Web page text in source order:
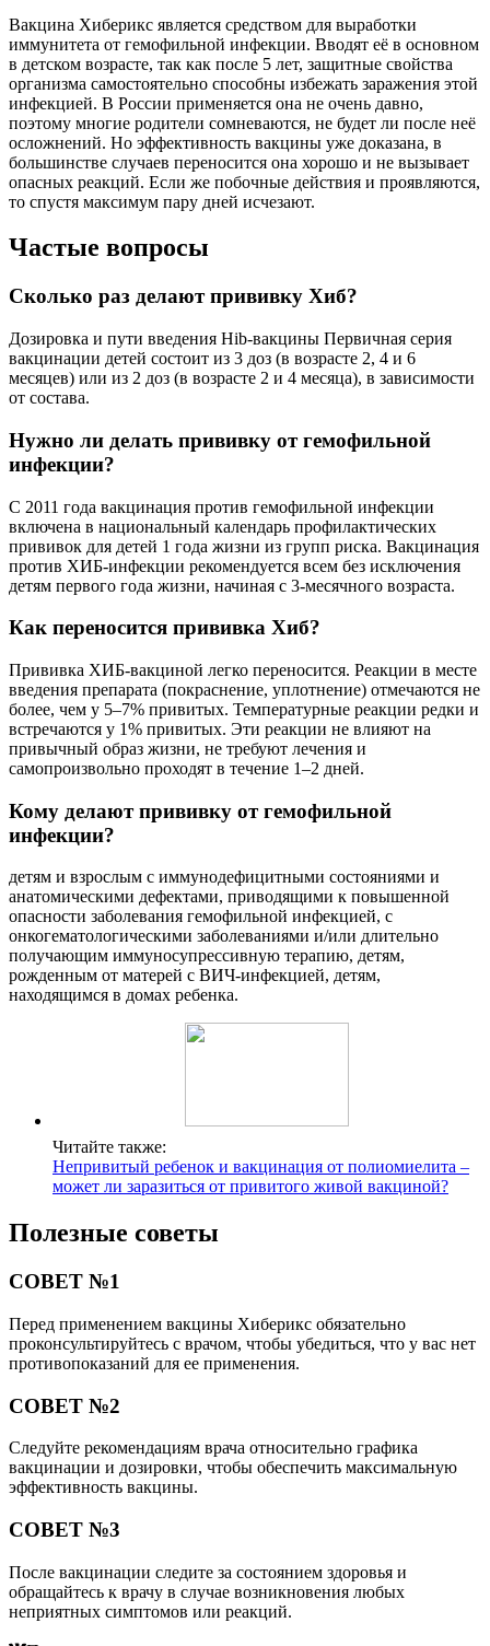
Вакцина Хиберикс является средством для выработки
иммунитета от гемофильной инфекции. Вводят её в основном
в детском возрасте, так как после 5 лет, защитные свойства
организма самостоятельно способны избежать заражения этой
инфекцией. В России применяется она не очень давно,
поэтому многие родители сомневаются, не будет ли после неё
осложнений. Но эффективность вакцины уже доказана, в
большинстве случаев переносится она хорошо и не вызывает
опасных реакций. Если же побочные действия и проявляются,
то спустя максимум пару дней исчезают.
Частые вопросы
Сколько раз делают прививку Хиб?
Дозировка и пути введения Hib-вакцины Первичная серия
вакцинации детей состоит из 3 доз (в возрасте 2, 4 и 6
месяцев) или из 2 доз (в возрасте 2 и 4 месяца), в зависимости
от состава.
Нужно ли делать прививку от гемофильной
инфекции?
С 2011 года вакцинация против гемофильной инфекции
включена в национальный календарь профилактических
прививок для детей 1 года жизни из групп риска. Вакцинация
против ХИБ-инфекции рекомендуется всем без исключения
детям первого года жизни, начиная с 3-месячного возраста.
Как переносится прививка Хиб?
Прививка ХИБ-вакциной легко переносится. Реакции в месте
введения препарата (покраснение, уплотнение) отмечаются не
более, чем у 5–7% привитых. Температурные реакции редки и
встречаются у 1% привитых. Эти реакции не влияют на
привычный образ жизни, не требуют лечения и
самопроизвольно проходят в течение 1–2 дней.
Кому делают прививку от гемофильной
инфекции?
детям и взрослым с иммунодефицитными состояниями и
анатомическими дефектами, приводящими к повышенной
опасности заболевания гемофильной инфекцией, с
онкогематологическими заболеваниями и/или длительно
получающим иммуносупрессивную терапию, детям,
рожденным от матерей с ВИЧ-инфекцией, детям,
находящимся в домах ребенка.
Читайте также:
Непривитый ребенок и вакцинация от полиомиелита –
может ли заразиться от привитого живой вакциной?
Полезные советы
СОВЕТ №1
Перед применением вакцины Хиберикс обязательно
проконсультируйтесь с врачом, чтобы убедиться, что у вас нет
противопоказаний для ее применения.
СОВЕТ №2
Следуйте рекомендациям врача относительно графика
вакцинации и дозировки, чтобы обеспечить максимальную
эффективность вакцины.
СОВЕТ №3
После вакцинации следите за состоянием здоровья и
обращайтесь к врачу в случае возникновения любых
неприятных симптомов или реакций.